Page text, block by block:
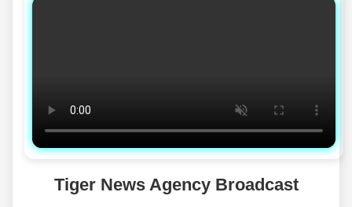
Tiger News Agency Broadcast